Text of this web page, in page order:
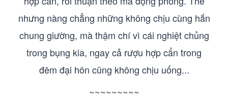
nhưng nàng chẳng những không chịu cùng hắn
chung giường, mà thậm chí vì cái nghiệt chủng
trong bụng kia, ngay cả rượu hợp cẩn trong
đêm đại hôn cũng không chịu uống...
~~~~~~~~~